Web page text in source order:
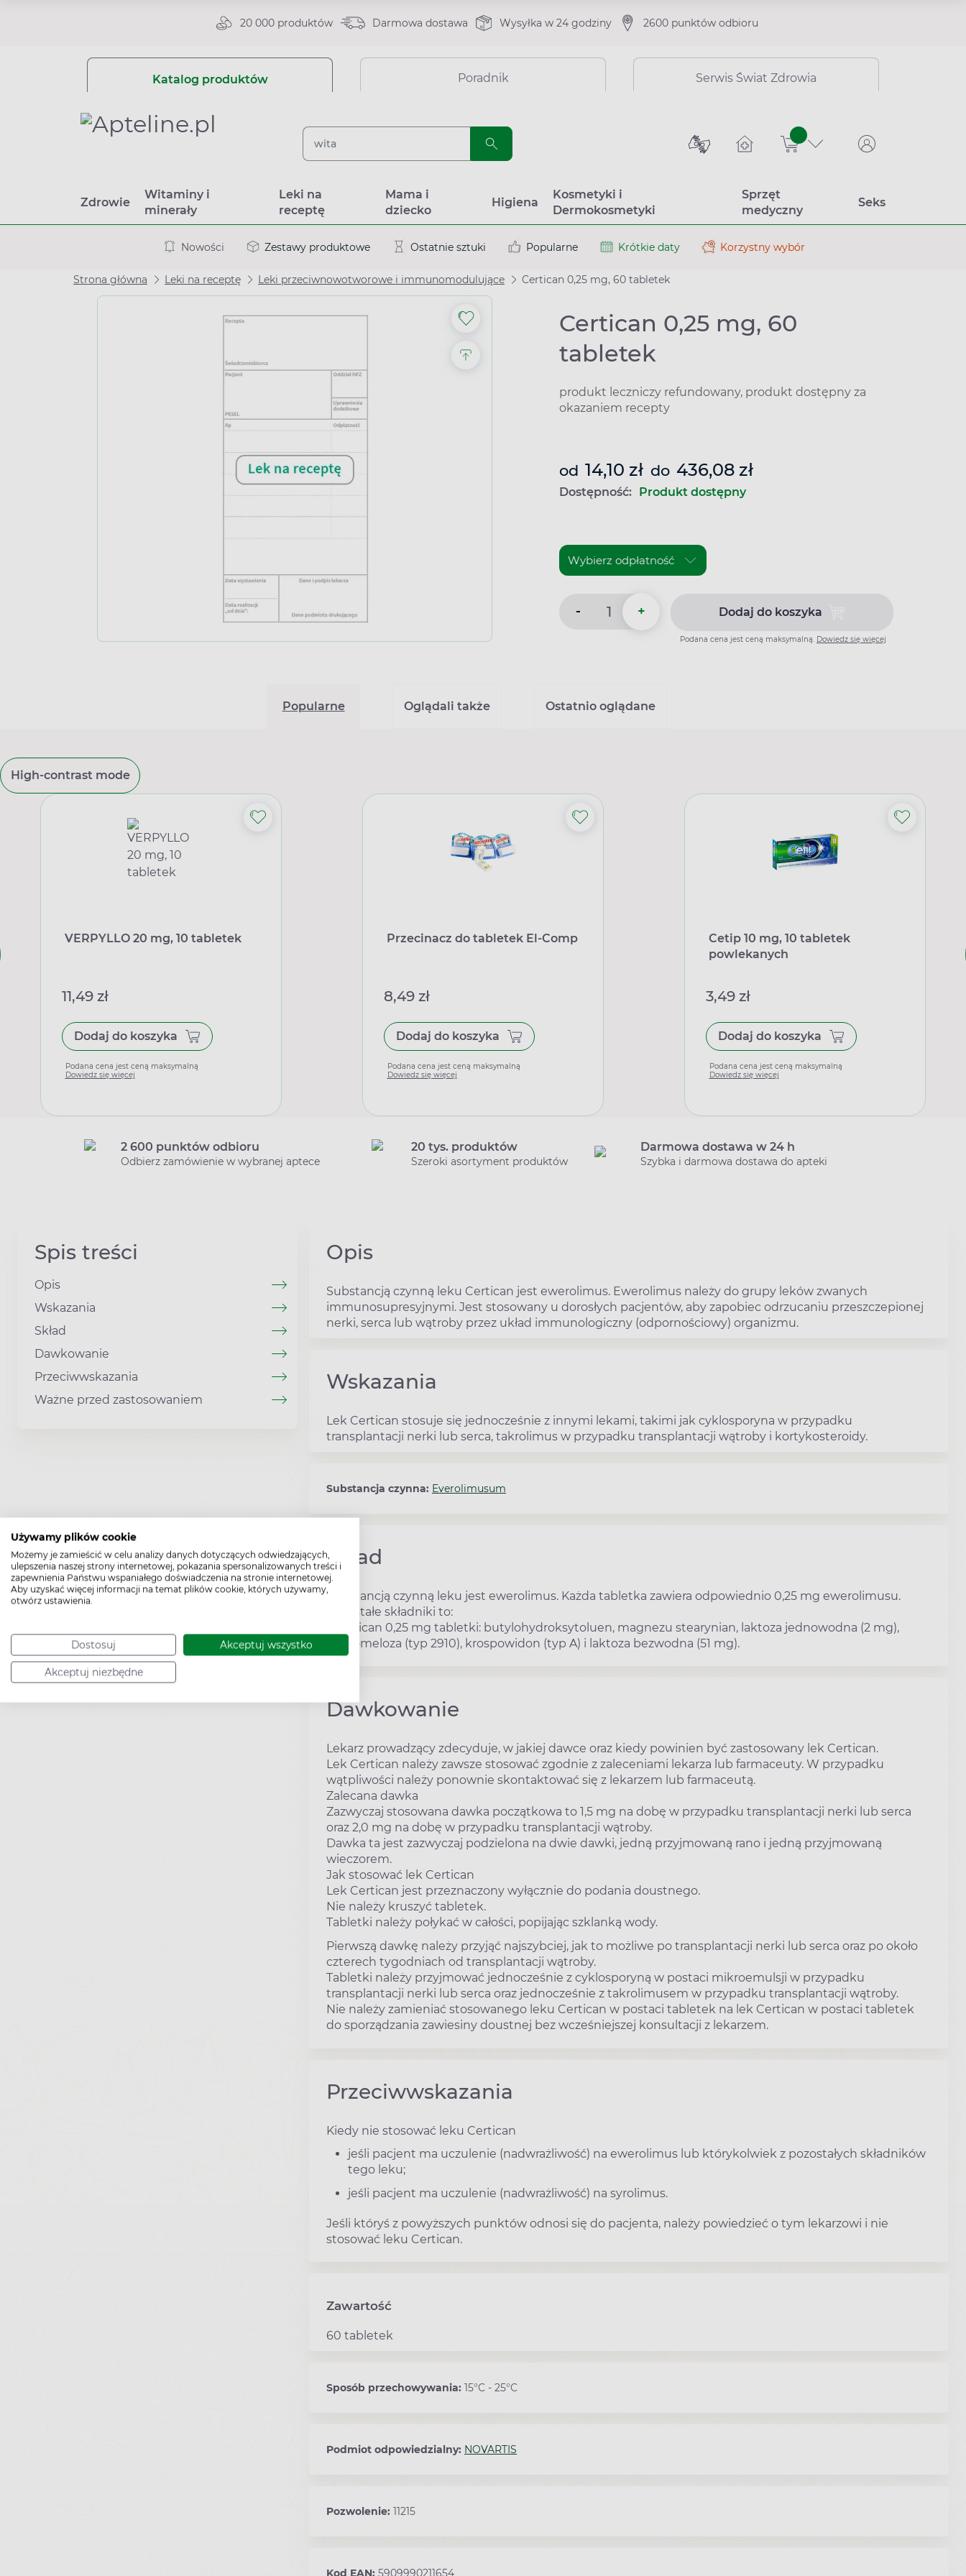
Używamy plików cookie
Możemy je zamieścić w celu analizy danych dotyczących odwiedzających,
ulepszenia naszej strony internetowej, pokazania spersonalizowanych treści i
zapewnienia Państwu wspaniałego doświadczenia na stronie internetowej.
Aby uzyskać więcej informacji na temat plików cookie, których używamy,
otwórz ustawienia.
Dostosuj Akceptuj wszystko
Akceptuj niezbędne
20 000 produktów Darmowa dostawa Wysyłka w 24 godziny 2600 punktów odbioru
Katalog produktów Poradnik Serwis Świat Zdrowia
sztuk
Zdrowie
Witaminy i
minerały
Leki na
receptę
Mama i
dziecko
Higiena
Kosmetyki i
Dermokosmetyki
Sprzęt
medyczny
Seks
Nowości Zestawy produktowe Ostatnie sztuki Popularne Krótkie daty Korzystny wybór
Strona główna Leki na receptę Leki przeciwnowotworowe i immunomodulujące Certican 0,25 mg, 60 tabletek
Certican 0,25 mg, 60
tabletek
produkt leczniczy refundowany, produkt dostępny za
okazaniem recepty
od 14,10 zł do 436,08 zł
Dostępność: Produkt dostępny
- + Dodaj do koszykaDodaj do koszyka Certican
Podana cena jest ceną maksymalną. Dowiedz się więcej
Popularne Oglądali także Ostatnio oglądane
High-contrast mode
VERPYLLO 20 mg, 10 tabletek
11,49 zł
Dodaj do koszyka
Podana cena jest ceną maksymalną
Dowiedz się więcej
Przecinacz do tabletek El-Comp
8,49 zł
Dodaj do koszyka
Podana cena jest ceną maksymalną
Dowiedz się więcej
Cetip 10 mg, 10 tabletek
powlekanych
3,49 zł
Dodaj do koszyka
Podana cena jest ceną maksymalną
Dowiedz się więcej
2 600 punktów odbioru
Odbierz zamówienie w wybranej aptece
20 tys. produktów
Szeroki asortyment produktów
Darmowa dostawa w 24 h
Szybka i darmowa dostawa do apteki
Spis treści
Opis
Wskazania
Skład
Dawkowanie
Przeciwwskazania
Ważne przed zastosowaniem
Opis
Substancją czynną leku Certican jest ewerolimus. Ewerolimus należy do grupy leków zwanych
immunosupresyjnymi. Jest stosowany u dorosłych pacjentów, aby zapobiec odrzucaniu przeszczepionej
nerki, serca lub wątroby przez układ immunologiczny (odpornościowy) organizmu.
Wskazania
Lek Certican stosuje się jednocześnie z innymi lekami, takimi jak cyklosporyna w przypadku
transplantacji nerki lub serca, takrolimus w przypadku transplantacji wątroby i kortykosteroidy.
Substancja czynna: Everolimusum
Skład
Substancją czynną leku jest ewerolimus. Każda tabletka zawiera odpowiednio 0,25 mg ewerolimusu.
Pozostałe składniki to:
- Certican 0,25 mg tabletki: butylohydroksytoluen, magnezu stearynian, laktoza jednowodna (2 mg),
hypromeloza (typ 2910), krospowidon (typ A) i laktoza bezwodna (51 mg).
Dawkowanie
Lekarz prowadzący zdecyduje, w jakiej dawce oraz kiedy powinien być zastosowany lek Certican.
Lek Certican należy zawsze stosować zgodnie z zaleceniami lekarza lub farmaceuty. W przypadku
wątpliwości należy ponownie skontaktować się z lekarzem lub farmaceutą.
Zalecana dawka
Zazwyczaj stosowana dawka początkowa to 1,5 mg na dobę w przypadku transplantacji nerki lub serca
oraz 2,0 mg na dobę w przypadku transplantacji wątroby.
Dawka ta jest zazwyczaj podzielona na dwie dawki, jedną przyjmowaną rano i jedną przyjmowaną
wieczorem.
Jak stosować lek Certican
Lek Certican jest przeznaczony wyłącznie do podania doustnego.
Nie należy kruszyć tabletek.
Tabletki należy połykać w całości, popijając szklanką wody.
Pierwszą dawkę należy przyjąć najszybciej, jak to możliwe po transplantacji nerki lub serca oraz po około
czterech tygodniach od transplantacji wątroby.
Tabletki należy przyjmować jednocześnie z cyklosporyną w postaci mikroemulsji w przypadku
transplantacji nerki lub serca oraz jednocześnie z takrolimusem w przypadku transplantacji wątroby.
Nie należy zamieniać stosowanego leku Certican w postaci tabletek na lek Certican w postaci tabletek
do sporządzania zawiesiny doustnej bez wcześniejszej konsultacji z lekarzem.
Przeciwwskazania
Kiedy nie stosować leku Certican
jeśli pacjent ma uczulenie (nadwrażliwość) na ewerolimus lub którykolwiek z pozostałych składników
tego leku;
jeśli pacjent ma uczulenie (nadwrażliwość) na syrolimus.
Jeśli któryś z powyższych punktów odnosi się do pacjenta, należy powiedzieć o tym lekarzowi i nie
stosować leku Certican.
Zawartość
60 tabletek
Sposób przechowywania: 15°C - 25°C
Podmiot odpowiedzialny: NOVARTIS
Pozwolenie: 11215
Kod EAN: 5909990211654